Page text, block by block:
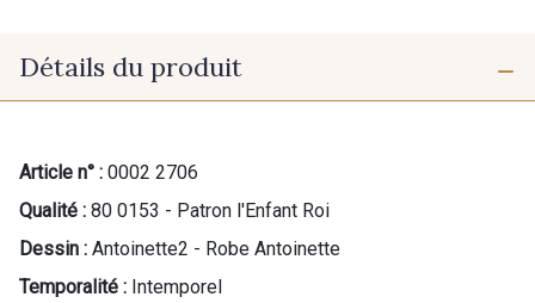
Détails du produit
Article n° : 0002 2706
Qualité : 80 0153 - Patron l'Enfant Roi
Dessin : Antoinette2 - Robe Antoinette
Temporalité : Intemporel